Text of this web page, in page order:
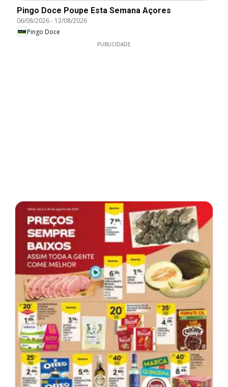
Pingo Doce Poupe Esta Semana Açores
06/08/2026- 12/08/2026
Pingo Doce
PUBLICIDADE